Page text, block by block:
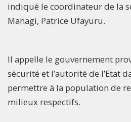
indiqué le coordinateur de la
Mahagi, Patrice Ufayuru.
Il appelle le gouvernement
sécurité et l’autorité de l’Etat
permettre à la population de
milieux respectifs.